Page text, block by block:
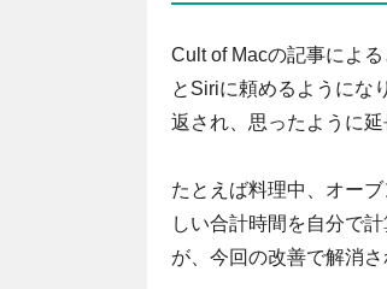
Cult of Macの記事によ
とSiriに頼めるようにな
返され、思ったように延
たとえば料理中、オー
しい合計時間を自分で
が、今回の改善で解消さ